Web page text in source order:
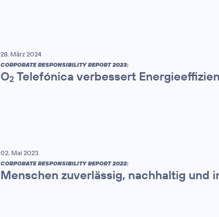
28. März 2024
CORPORATE RESPONSIBILITY REPORT 2023:
O2 Telefónica verbessert
02. Mai 2023
CORPORATE RESPONSIBILITY REPORT 2022:
Menschen zuverlässig, nachhaltig und